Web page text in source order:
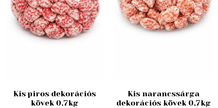
Kis piros dekorációs
kövek 0,7kg
Kis narancssárga
dekorációs kövek 0,7kg